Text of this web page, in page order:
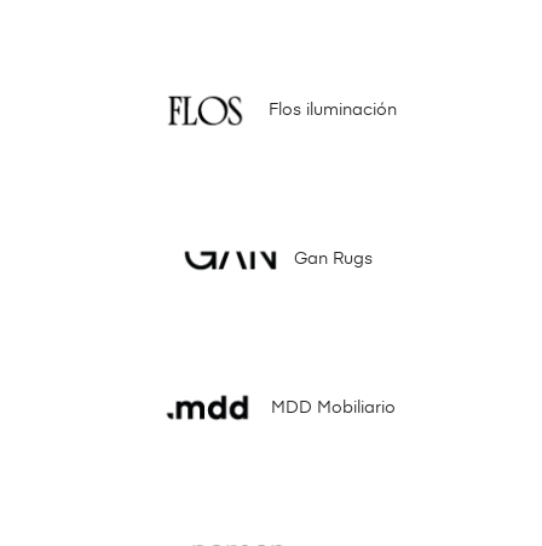
Flos iluminación
Gan Rugs
MDD Mobiliario